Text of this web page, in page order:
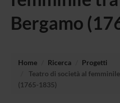
Bergamo
Home Ricerca
Progetti
Teatro di società al
(1765-1835)